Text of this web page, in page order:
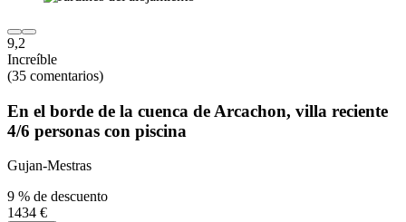
9,2
Increíble
(35 comentarios)
En el borde de la cuenca de Arcachon, villa reciente
4/6 personas con piscina
Gujan-Mestras
9 % de descuento
1434 €